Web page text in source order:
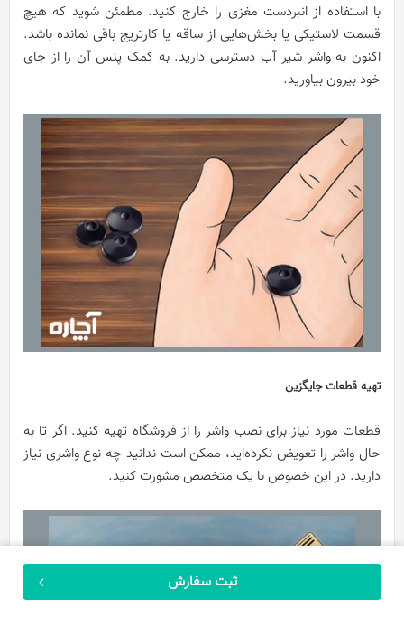
ثبت سفارش
با استفاده از انبردست مغزی را خارج کنید. مطمئن شوید که هیچ
قسمت لاستیکی یا بخش‌هایی از ساقه یا کارتریج باقی نمانده باشد.
اکنون به واشر شیر آب دسترسی دارید. به کمک پنس آن را از جای
خود بیرون بیاورید.
تهیه قطعات جایگزین
قطعات مورد نیاز برای نصب واشر را از فروشگاه تهیه کنید. اگر تا به
حال واشر را تعویض نکرده‌اید، ممکن است ندانید چه نوع واشری نیاز
دارید. در این خصوص با یک متخصص مشورت کنید.